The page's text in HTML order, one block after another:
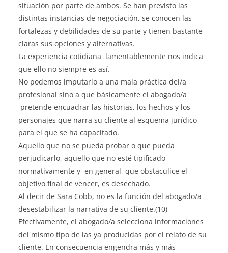
situación por parte de ambos. Se han previsto las
distintas instancias de negociación, se conocen las
fortalezas y debilidades de su parte y tienen bastante
claras sus opciones y alternativas.
La experiencia cotidiana lamentablemente nos indica
que ello no siempre es así.
No podemos imputarlo a una mala práctica del/a
profesional sino a que básicamente el abogado/a
pretende encuadrar las historias, los hechos y los
personajes que narra su cliente al esquema jurídico
para el que se ha capacitado.
Aquello que no se pueda probar o que pueda
perjudicarlo, aquello que no esté tipificado
normativamente y en general, que obstaculice el
objetivo final de vencer, es desechado.
Al decir de Sara Cobb, no es la función del abogado/a
desestabilizar la narrativa de su cliente.(10)
Efectivamente, el abogado/a selecciona informaciones
del mismo tipo de las ya producidas por el relato de su
cliente. En consecuencia engendra más y más